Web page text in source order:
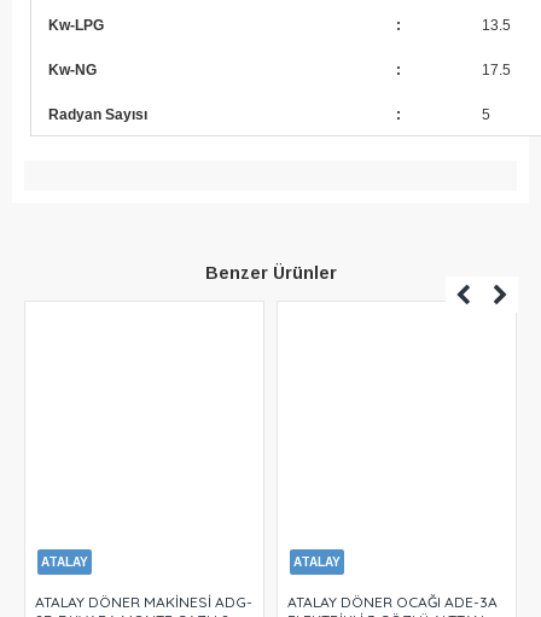
Kw-LPG : 13.5
Kw-NG : 17.5
Radyan Sayısı : 5
Benzer Ürünler
ATALAY
ATALAY DÖNER MAKİNESİ ADG-
ATALAY
ATALAY DÖNER OCAĞI ADE-3A